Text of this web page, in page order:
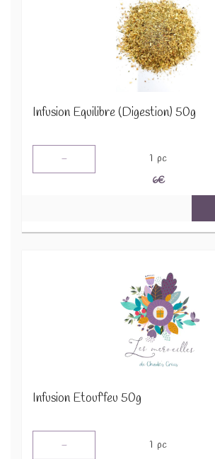
Infusion Equilibre (Digestion) 50g
- 1 pc
6€
Infusion Etouf'feu 50g
- 1 pc